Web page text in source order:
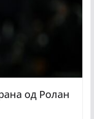
од Ролан